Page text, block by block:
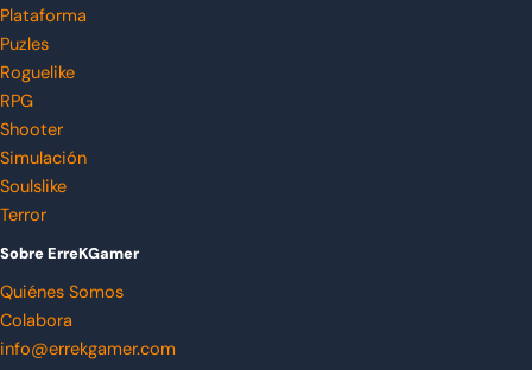
Plataforma
Puzles
Roguelike
RPG
Shooter
Simulación
Soulslike
Terror
Sobre ErreKGamer
Quiénes Somos
Colabora
info@errekgamer.com